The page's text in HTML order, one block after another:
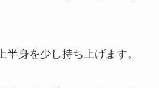
半身を少し持ち上げます。